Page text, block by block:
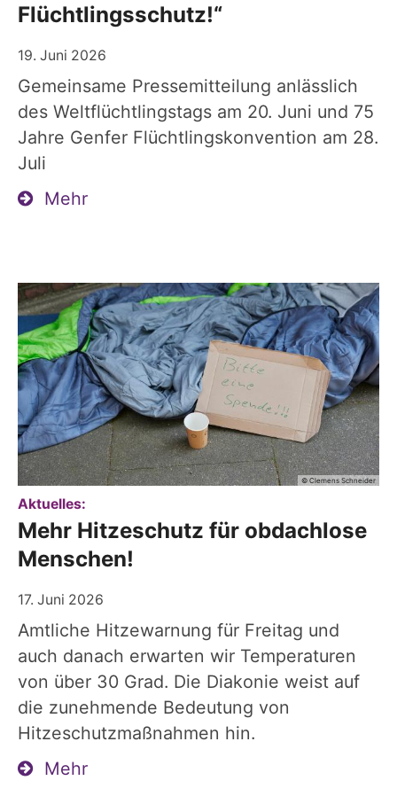
Flüchtlingsschutz!“
19. Juni 2026
Gemeinsame Pressemitteilung anlässlich
des Weltflüchtlingstags am 20. Juni und 75
Jahre Genfer Flüchtlingskonvention am 28.
Juli
Mehr
© Clemens Schneider
Aktuelles:
Mehr Hitzeschutz für obdachlose
Menschen!
17. Juni 2026
Amtliche Hitzewarnung für Freitag und
auch danach erwarten wir Temperaturen
von über 30 Grad. Die Diakonie weist auf
die zunehmende Bedeutung von
Hitzeschutzmaßnahmen hin.
Mehr